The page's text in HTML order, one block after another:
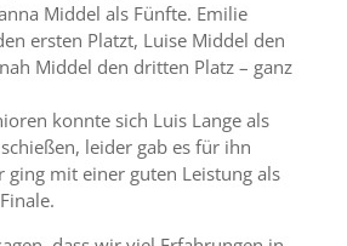
Middel als Fünfte. Emilie
ersten Platzt, Luise Middel den
Middel den dritten Platz – ganz
konnte sich Luis Lange als
leider gab es für ihn
ging mit einer guten Leistung als